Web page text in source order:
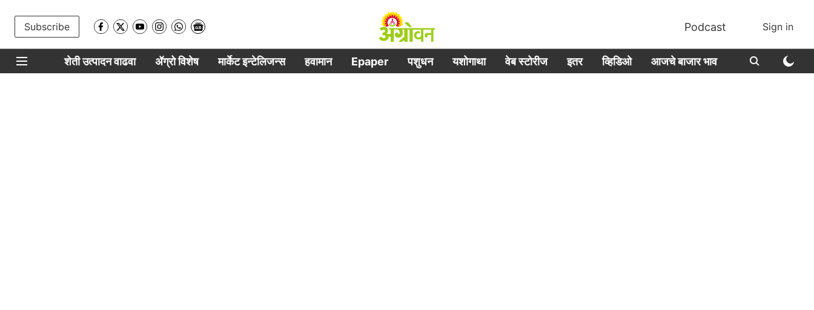
Subscribe Podcast Sign in
शेती उत्पादन वाढवा ॲग्रो विशेष मार्केट इन्टेलिजन्स हवामान Epaper पशुधन यशोगाथा वेब स्टोरीज इतर व्हिडिओ आजचे बाजार भाव